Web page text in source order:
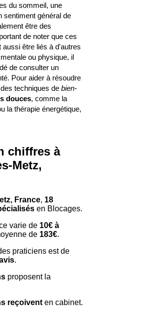
du sommeil, une
sentiment général de
être des
de noter que ces
être liés à d'autres
ou physique, il
de consulter un
Pour aider à résoudre
techniques de bien-
douces, comme la
la thérapie énergétique,
chiffres à
Metz,
France, 18
en Blocages.
varie de 10€ à
de 183€.
praticiens est de
.
proposent la
reçoiventen cabinet.